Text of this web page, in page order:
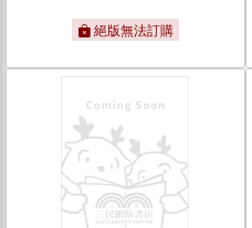
絕版無法訂購